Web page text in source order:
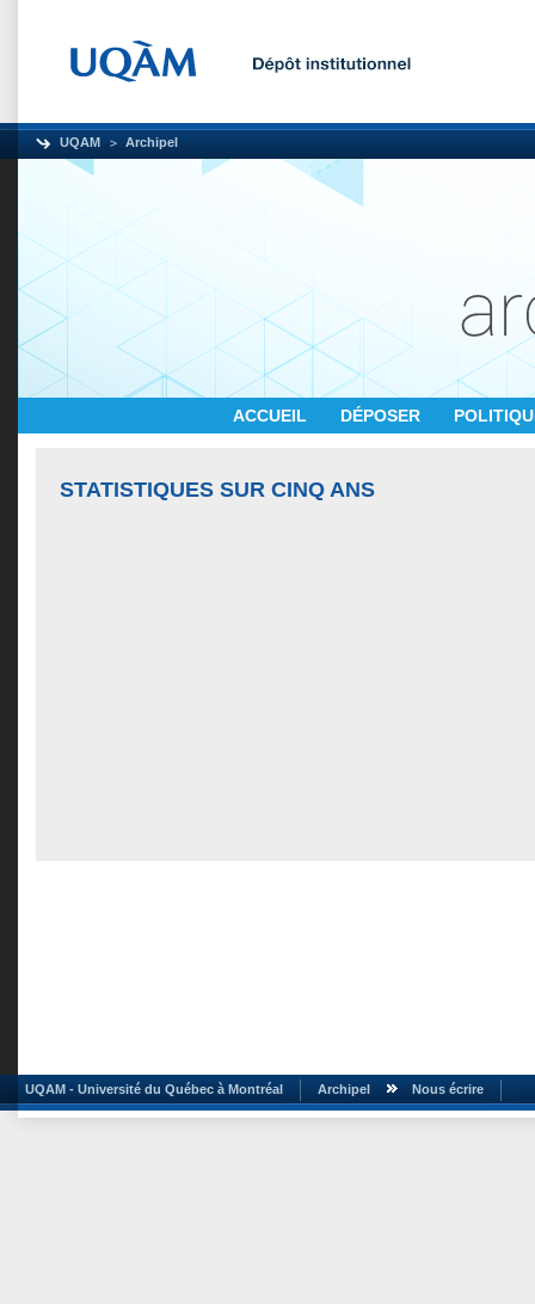
UQAM Archipel
ACCUEIL DÉPOSER
STATISTIQUES SUR CINQ ANS
UQAM - Université du Québec à Montréal Archipel Nous écrire